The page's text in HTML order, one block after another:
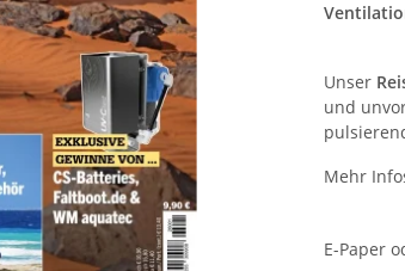
Unser
und
Mehr
E-Paper